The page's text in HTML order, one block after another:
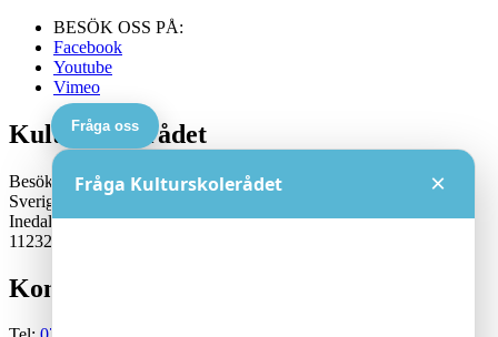
BESÖK OSS PÅ:
Facebook
Youtube
Vimeo
Kulturskolerådet
Besöksadress:
Sveriges Kulturskoleråd
Inedalsgatan 15
11232 Stockholm
Kontakt
Fråga oss
Fråga Kulturskolerådet ×